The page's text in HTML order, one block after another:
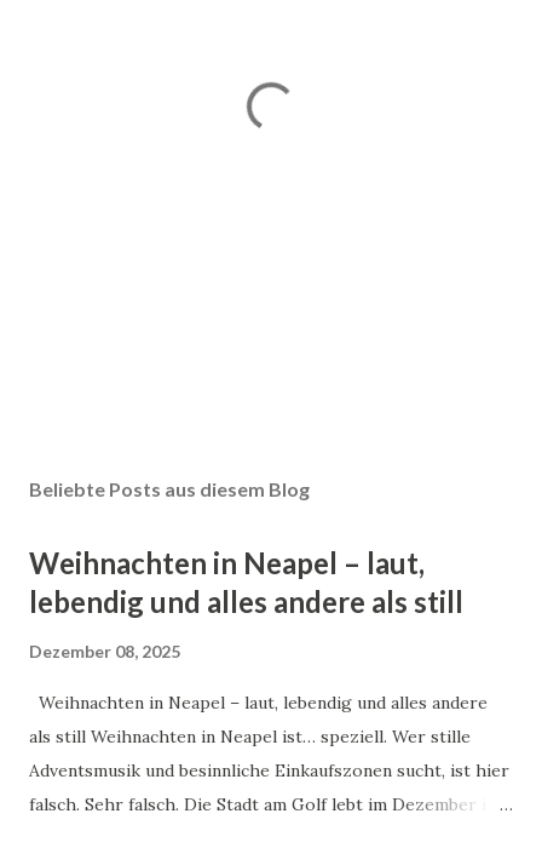
Beliebte Posts aus diesem Blog
Weihnachten in Neapel – laut,
lebendig und alles andere als still
Dezember 08, 2025
Weihnachten in Neapel – laut, lebendig und alles andere
als still Weihnachten in Neapel ist… speziell. Wer stille
Adventsmusik und besinnliche Einkaufszonen sucht, ist hier
falsch. Sehr falsch. Die Stadt am Golf lebt im Dezember in